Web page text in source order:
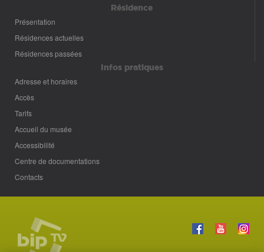
Résidence
Présentation
Résidences actuelles
Résidences passées
Infos pratiques
Adresse et horaires
Accès
Tarifs
Accueil du musée
Accessibilité
Centre de documentations
Contacts